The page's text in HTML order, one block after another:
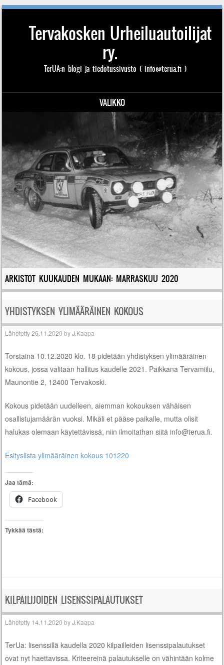
Tervakosken Urheiluautoilijat
ry.
TerUA:n blogi ja tiedotussivusto ( info@terua.fi )
VALIKKO
ARKISTOT KUUKAUDEN MUKAAN: MARRASKUU 2020
YHDISTYKSEN YLIMÄÄRÄINEN KOKOUS
Lähetetty26.11.2020 byJ.Kaapa
Torstaina 10.12.2020 klo. 18 pidetään yhdistyksen ylimääräinen
kokous, jossa valitaan hallitus kaudelle 2021. Paikkana Tervamiilu,
Maunontie 2, 12400 Tervakoski.
Kokous pidetään uudelleen, aiemman kokouksen vähäisen
osallistujamäärän vuoksi. Mikäli et pääse paikalle, mutta olisit
halukas olemaan käytettävissä, niin ilmoitathan siitä info@terua.fi.
Esityslista ylimääräinen kokous 101220
Jaa tämä:
Facebook
Tykkää tästä:
KILPAILIJOIDEN LISENSSIPALAUTUKSET
Lähetetty 14.11.2020 byJ.Kaapa
TerUa: lisenssillä kaudella 2020 kilpailleiden lisenssipalautukset
ovat nyt haettavissa. Kriteereinä palautukselle on vähintään kolme